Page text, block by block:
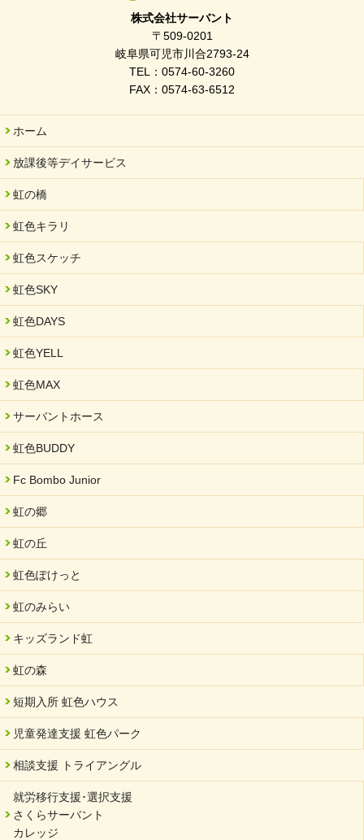
令和7年度 岐阜県スポーツ賞「FC Bombonera」
岐阜県「働いてもらい方改革」優良事例集に掲載されました
2025/06/10
未来会議 in 可児市 「斉藤まさゆき」
2025/05/07
2025年6月中旬 OPEN 放課後等デイサービス「Fc Bombo
2025/03/01
餅つき大会を開催しました
2025/01/31
「可児の企業魅力発見フェア」に出展しました
就労継続支援B型「エコボール」事業を始めました
2024/09/10
2024/08/26
2024/08/01
夏休み学習支援・可茂自悠学舎
2024/07/03
中部学院大学「現代福祉マネジメント」ゲスト講師
2024/04/17
SDGs発表会・研修会
2024/04/05
中学生向けのフリースクール「可茂自悠学舎」開設
2024/04/01
を開催しました。
2024/02/20
2024/02/02
岐阜県 ワーク・ライフ・バランス推進エクセレント企業認定
株式会社サーバント
〒509-0201
岐阜県可児市川合2793-24
TEL：0574-60-3260
FAX：0574-63-6512
ホーム
放課後等デイサービス
虹の橋
虹色キラリ
虹色スケッチ
虹色SKY
虹色DAYS
虹色YELL
虹色MAX
サーバントホース
虹色BUDDY
Fc Bombo Junior
虹の郷
虹の丘
虹色ぽけっと
虹のみらい
キッズランド虹
虹の森
短期入所 虹色ハウス
児童発達支援 虹色パーク
相談支援 トライアングル
就労移行支援･選択支援
さくらサーバント
カレッジ